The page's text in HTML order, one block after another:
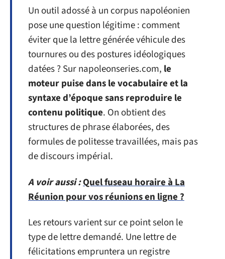
Un outil adossé à un corpus napoléonien
pose une question légitime : comment
éviter que la lettre générée véhicule des
tournures ou des postures idéologiques
datées ? Sur napoleonseries.com, le
moteur puise dans le vocabulaire et la
syntaxe d’époque sans reproduire le
contenu politique. On obtient des
structures de phrase élaborées, des
formules de politesse travaillées, mais pas
de discours impérial.
A voir aussi :Quel fuseau horaire à La
Réunion pour vos réunions en ligne ?
Les retours varient sur ce point selon le
type de lettre demandé. Une lettre de
félicitations empruntera un registre